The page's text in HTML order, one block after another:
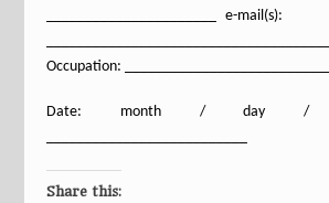
______________________ e-mail(s):
Occupation:
Date: month / day / year
Share this: